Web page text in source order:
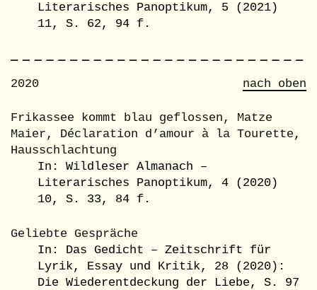
Literarisches Panoptikum, 5 (2021)
11, S. 62, 94 f.
2020 nach oben
Frikassee kommt blau geflossen, Matze
Maier, Déclaration d’amour à la Tourette,
Hausschlachtung
In: Wildleser Almanach –
Literarisches Panoptikum, 4 (2020)
10, S. 33, 84 f.
Geliebte Gespräche
In: Das Gedicht – Zeitschrift für
Lyrik, Essay und Kritik, 28 (2020):
Die Wiederentdeckung der Liebe, S. 97